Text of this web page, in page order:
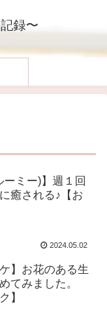
録〜
ーミー)】週１回
癒される♪【お
2024.05.02
】お花のある生
てみました。
】